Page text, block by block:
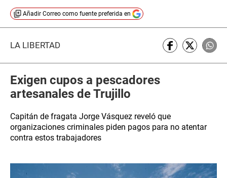
Añadir Correo como fuente preferida en
LA LIBERTAD
Exigen cupos a pescadores
artesanales de Trujillo
Capitán de fragata Jorge Vásquez reveló que
organizaciones criminales piden pagos para no atentar
contra estos trabajadores